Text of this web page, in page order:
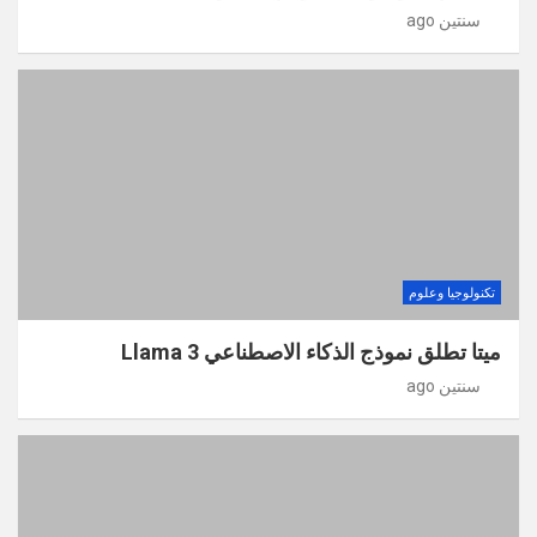
سنتين ago
تكنولوجيا وعلوم
ميتا تطلق نموذج الذكاء الاصطناعي Llama 3
سنتين ago